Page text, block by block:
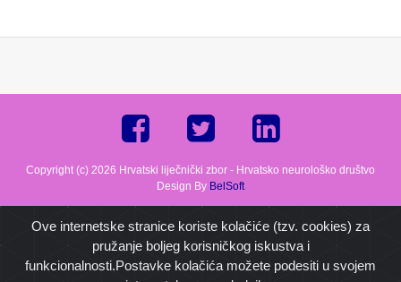
Ove internetske stranice koriste kolačiće (tzv. cookies) za
pružanje boljeg korisničkog iskustva i
funkcionalnosti.Postavke kolačića možete podesiti u svojem
Copyright (c) 2026 Hrvatski liječnički zbor - Hrvatsko neurološko društvo
Design By BelSoft